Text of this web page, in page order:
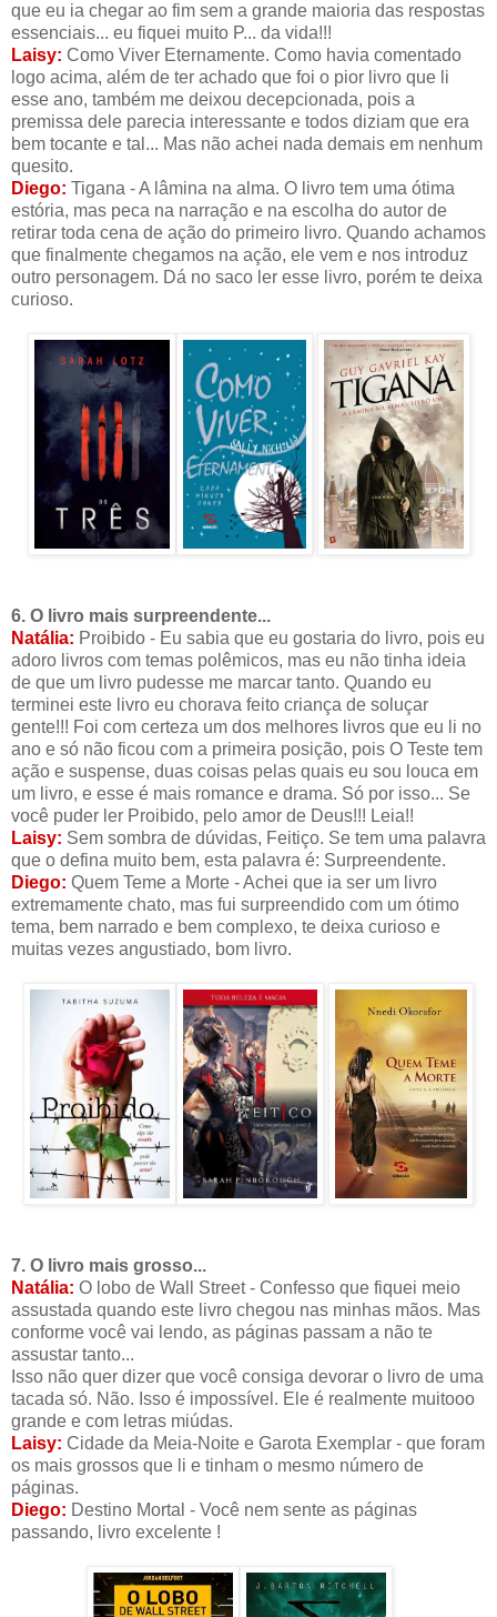
que eu ia chegar ao fim sem a grande maioria das respostas
essenciais... eu fiquei muito P... da vida!!!
Laisy: Como Viver Eternamente. Como havia comentado
logo acima, além de ter achado que foi o pior livro que li
esse ano, também me deixou decepcionada, pois a
premissa dele parecia interessante e todos diziam que era
bem tocante e tal... Mas não achei nada demais em nenhum
quesito.
Diego: Tigana - A lâmina na alma. O livro tem uma ótima
estória, mas peca na narração e na escolha do autor de
retirar toda cena de ação do primeiro livro. Quando achamos
que finalmente chegamos na ação, ele vem e nos introduz
outro personagem. Dá no saco ler esse livro, porém te deixa
curioso.
6. O livro mais surpreendente...
Natália: Proibido - Eu sabia que eu gostaria do livro, pois eu
adoro livros com temas polêmicos, mas eu não tinha ideia
de que um livro pudesse me marcar tanto. Quando eu
terminei este livro eu chorava feito criança de soluçar
gente!!! Foi com certeza um dos melhores livros que eu li no
ano e só não ficou com a primeira posição, pois O Teste tem
ação e suspense, duas coisas pelas quais eu sou louca em
um livro, e esse é mais romance e drama. Só por isso... Se
você puder ler Proibido, pelo amor de Deus!!! Leia!!
Laisy: Sem sombra de dúvidas, Feitiço. Se tem uma palavra
que o defina muito bem, esta palavra é: Surpreendente.
Diego: Quem Teme a Morte - Achei que ia ser um livro
extremamente chato, mas fui surpreendido com um ótimo
tema, bem narrado e bem complexo, te deixa curioso e
muitas vezes angustiado, bom livro.
7. O livro mais grosso...
Natália: O lobo de Wall Street - Confesso que fiquei meio
assustada quando este livro chegou nas minhas mãos. Mas
conforme você vai lendo, as páginas passam a não te
assustar tanto...
Isso não quer dizer que você consiga devorar o livro de uma
tacada só. Não. Isso é impossível. Ele é realmente muitooo
grande e com letras miúdas.
Laisy: Cidade da Meia-Noite e Garota Exemplar - que foram
os mais grossos que li e tinham o mesmo número de
páginas.
Diego: Destino Mortal - Você nem sente as páginas
passando, livro excelente !